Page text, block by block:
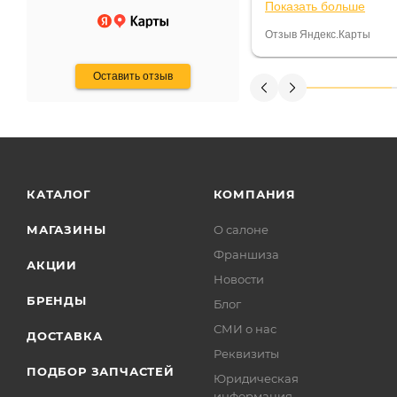
Оставить отзыв
постоянно были на
Считаю, что это
Показать больше
Отзыв Яндекс.Карты
КАТАЛОГ
МАГАЗИНЫ
АКЦИИ
БРЕНДЫ
ДОСТАВКА
ПОДБОР ЗАПЧАСТЕЙ
КОМПАНИЯ
О салоне
Франшиза
Новости
Блог
СМИ о нас
Реквизиты
Юридическая